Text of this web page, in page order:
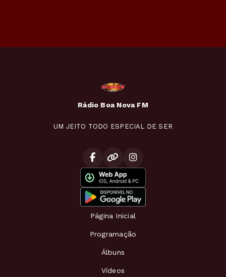
Rádio Boa Nova FM
UM JEITO TODO ESPECIAL DE SER
Página Inicial
Programação
Álbuns
Vídeos